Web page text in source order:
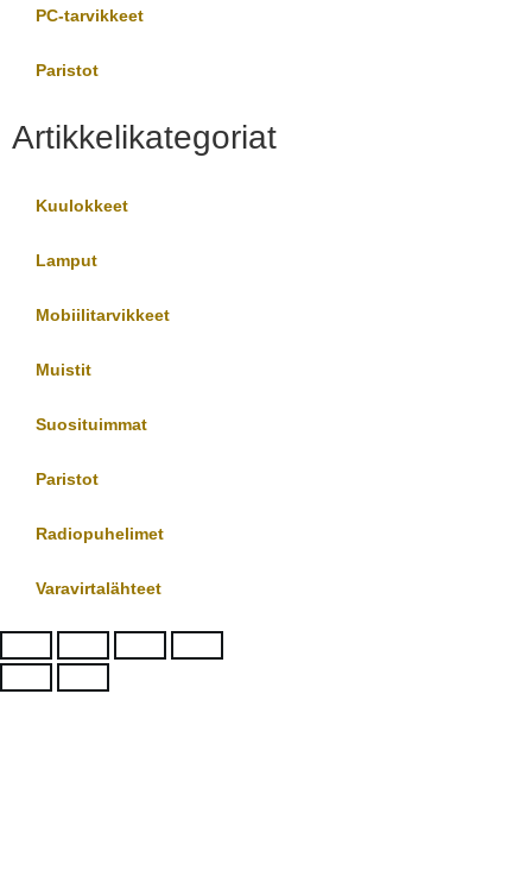
PC-tarvikkeet
Paristot
Artikkelikategoriat
Kuulokkeet
Lamput
Mobiilitarvikkeet
Muistit
Suosituimmat
Paristot
Radiopuhelimet
Varavirtalähteet